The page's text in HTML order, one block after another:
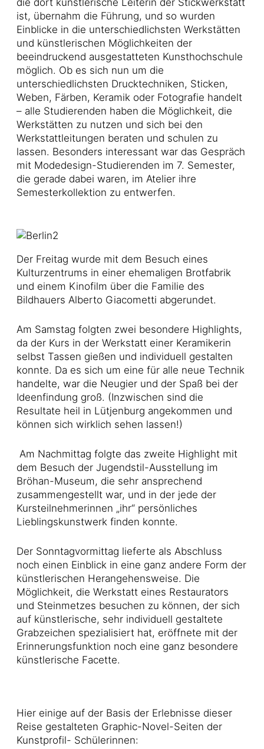
ist, übernahm die Führung, und so wurden
Einblicke in die unterschiedlichsten Werkstätten
und künstlerischen Möglichkeiten der
beeindruckend ausgestatteten Kunsthochschule
möglich. Ob es sich nun um die
unterschiedlichsten Drucktechniken, Sticken,
Weben, Färben, Keramik oder Fotografie handelt
– alle Studierenden haben die Möglichkeit, die
Werkstätten zu nutzen und sich bei den
Werkstattleitungen beraten und schulen zu
lassen. Besonders interessant war das Gespräch
mit Modedesign-Studierenden im 7. Semester,
die gerade dabei waren, im Atelier ihre
Semesterkollektion zu entwerfen.
Der Freitag wurde mit dem Besuch eines
Kulturzentrums in einer ehemaligen Brotfabrik
und einem Kinofilm über die Familie des
Bildhauers Alberto Giacometti abgerundet.
Am Samstag folgten zwei besondere Highlights,
da der Kurs in der Werkstatt einer Keramikerin
selbst Tassen gießen und individuell gestalten
konnte. Da es sich um eine für alle neue Technik
handelte, war die Neugier und der Spaß bei der
Ideenfindung groß. (Inzwischen sind die
Resultate heil in Lütjenburg angekommen und
können sich wirklich sehen lassen!)
Am Nachmittag folgte das zweite Highlight mit
dem Besuch der Jugendstil-Ausstellung im
Bröhan-Museum, die sehr ansprechend
zusammengestellt war, und in der jede der
Kursteilnehmerinnen „ihr“ persönliches
Lieblingskunstwerk finden konnte.
Der Sonntagvormittag lieferte als Abschluss
noch einen Einblick in eine ganz andere Form der
künstlerischen Herangehensweise. Die
Möglichkeit, die Werkstatt eines Restaurators
und Steinmetzes besuchen zu können, der sich
auf künstlerische, sehr individuell gestaltete
Grabzeichen spezialisiert hat, eröffnete mit der
Erinnerungsfunktion noch eine ganz besondere
künstlerische Facette.
Hier einige auf der Basis der Erlebnisse dieser
Reise gestalteten Graphic-Novel-Seiten der
Kunstprofil- Schülerinnen: